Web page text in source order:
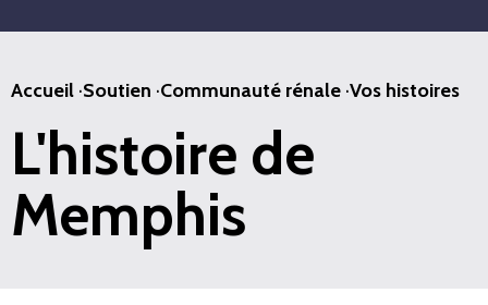
Accueil ·Soutien ·Communauté rénale ·Vos histoires
L'histoire de
Memphis